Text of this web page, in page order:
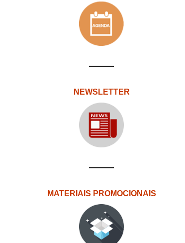
NEWSLETTER
MATERIAIS PROMOCIONAIS